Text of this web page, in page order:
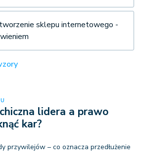
sklepu internetowego -
lidera a prawo
kar?
przywilejów – co oznacza przedłużenie